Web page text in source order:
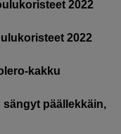
2022
2022
kakku
päällekkäin,